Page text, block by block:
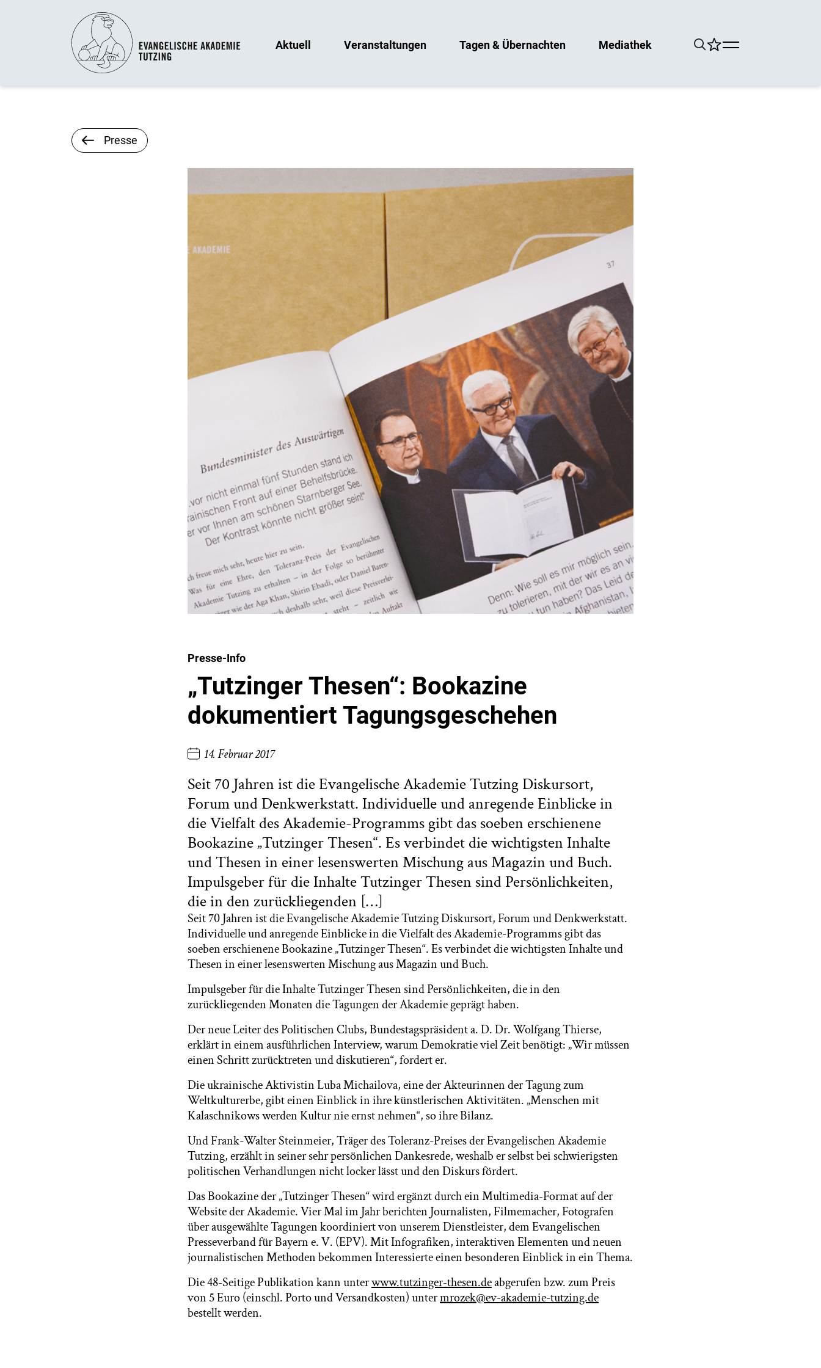
Aktuell Veranstaltungen Tagen & Übernachten Mediathek
Presse
Presse-Info
„Tutzinger Thesen“: Bookazine
dokumentiert Tagungsgeschehen
14. Februar 2017
Seit 70 Jahren ist die Evangelische Akademie Tutzing Diskursort,
Forum und Denkwerkstatt. Individuelle und anregende Einblicke in
die Vielfalt des Akademie-Programms gibt das soeben erschienene
Bookazine „Tutzinger Thesen“. Es verbindet die wichtigsten Inhalte
und Thesen in einer lesenswerten Mischung aus Magazin und Buch.
Impulsgeber für die Inhalte Tutzinger Thesen sind Persönlichkeiten,
die in den zurückliegenden […]
Seit 70 Jahren ist die Evangelische Akademie Tutzing Diskursort, Forum und Denkwerkstatt.
Individuelle und anregende Einblicke in die Vielfalt des Akademie-Programms gibt das
soeben erschienene Bookazine „Tutzinger Thesen“. Es verbindet die wichtigsten Inhalte und
Thesen in einer lesenswerten Mischung aus Magazin und Buch.
Impulsgeber für die Inhalte Tutzinger Thesen sind Persönlichkeiten, die in den
zurückliegenden Monaten die Tagungen der Akademie geprägt haben.
Der neue Leiter des Politischen Clubs, Bundestagspräsident a. D. Dr. Wolfgang Thierse,
erklärt in einem ausführlichen Interview, warum Demokratie viel Zeit benötigt: „Wir müssen
einen Schritt zurücktreten und diskutieren“, fordert er.
Die ukrainische Aktivistin Luba Michailova, eine der Akteurinnen der Tagung zum
Weltkulturerbe, gibt einen Einblick in ihre künstlerischen Aktivitäten. „Menschen mit
Kalaschnikows werden Kultur nie ernst nehmen“, so ihre Bilanz.
Und Frank-Walter Steinmeier, Träger des Toleranz-Preises der Evangelischen Akademie
Tutzing, erzählt in seiner sehr persönlichen Dankesrede, weshalb er selbst bei schwierigsten
politischen Verhandlungen nicht locker lässt und den Diskurs fördert.
Das Bookazine der „Tutzinger Thesen“ wird ergänzt durch ein Multimedia-Format auf der
Website der Akademie. Vier Mal im Jahr berichten Journalisten, Filmemacher, Fotografen
über ausgewählte Tagungen koordiniert von unserem Dienstleister, dem Evangelischen
Presseverband für Bayern e. V. (EPV). Mit Infografiken, interaktiven Elementen und neuen
journalistischen Methoden bekommen Interessierte einen besonderen Einblick in ein Thema.
Die 48-Seitige Publikation kann unterwww.tutzinger-thesen.deabgerufen bzw. zum Preis
von 5 Euro (einschl. Porto und Versandkosten) untermrozek@ev-akademie-tutzing.de
bestellt werden.